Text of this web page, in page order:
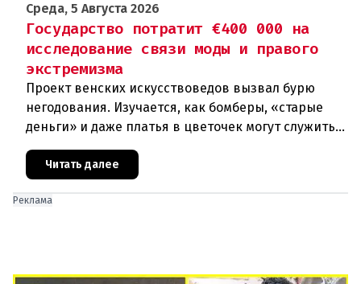
Среда, 5 Августа 2026
Государство потратит €400 000 на
исследование связи моды и правого
экстремизма
Проект венских искусствоведов вызвал бурю
негодования. Изучается, как бомберы, «старые
деньги» и даже платья в цветочек могут служить
инструментом пропаганды. Оппоненты требуют
ответа от министра наук
Читать далее
Реклама